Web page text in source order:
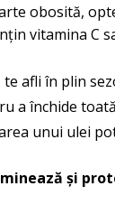
obosită,
vitamina C
te afli în plin
a închide
unui ulei
și